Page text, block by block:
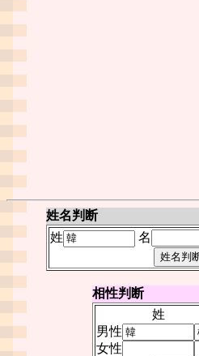
姓名判断
姓
名
相性判断
姓
男性
女性